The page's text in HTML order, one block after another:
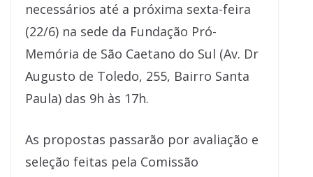
necessários até a próxima sexta-feira
(22/6) na sede da Fundação Pró-
Memória de São Caetano do Sul (Av. Dr
Augusto de Toledo, 255, Bairro Santa
Paula) das 9h às 17h.
As propostas passarão por avaliação e
seleção feitas pela Comissão